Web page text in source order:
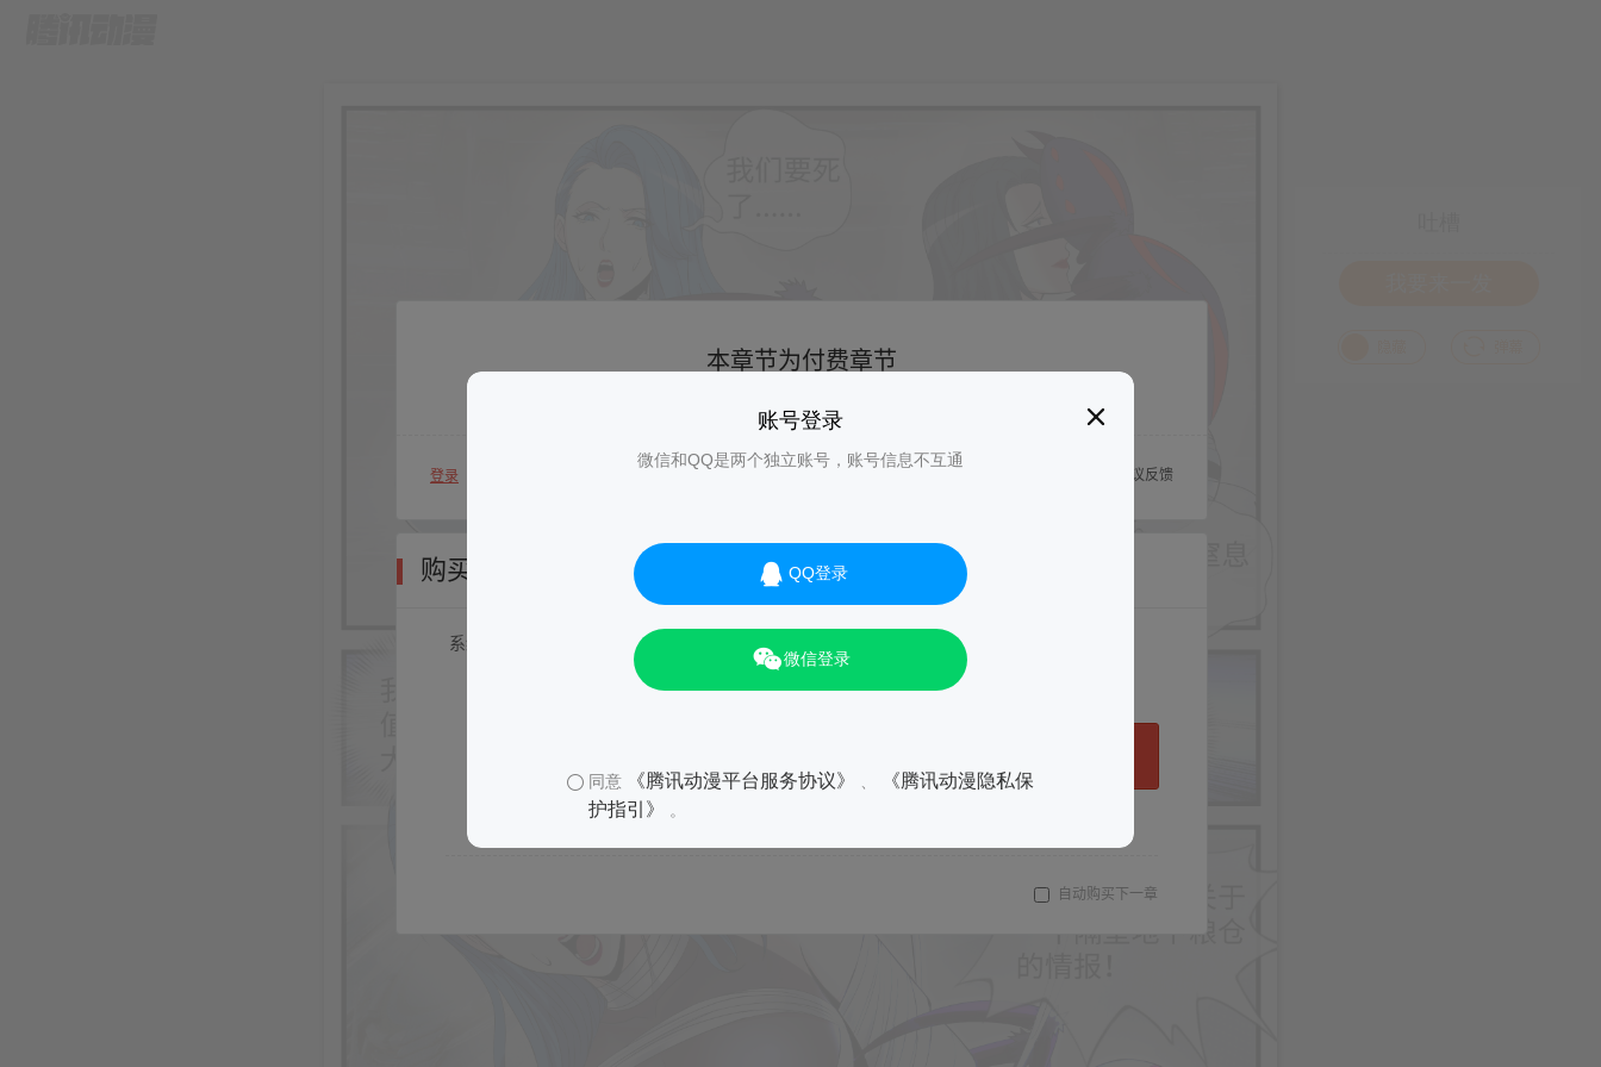
账号登录
微信和QQ是两个独立账号，账号信息不互通
QQ登录
微信登录
同意 《腾讯动漫平台服务协议》
《腾讯动漫隐私保
护指引》
。